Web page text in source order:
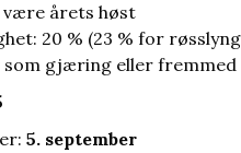
være årets høst
20 % (23 % for
som gjæring eller fremmed
5. september